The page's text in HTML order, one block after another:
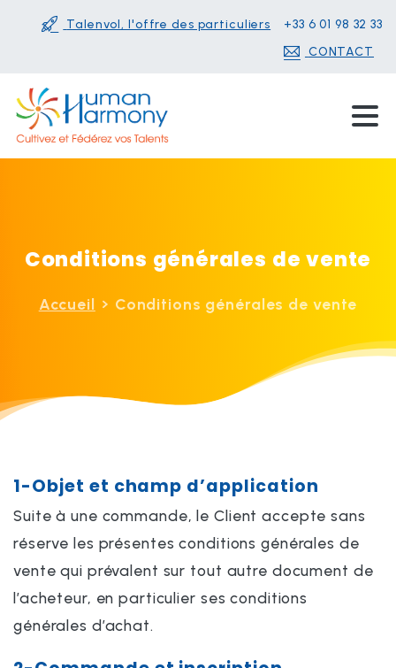
Talenvol, l'offre des particuliers
+33 6 01 98 32 33
CONTACT
Conditions générales de vente
Accueil Conditions générales de vente
1-Objet et champ d’application
Suite à une commande, le Client accepte sans
réserve les présentes conditions générales de
vente qui prévalent sur tout autre document de
l’acheteur, en particulier ses conditions
générales d’achat.